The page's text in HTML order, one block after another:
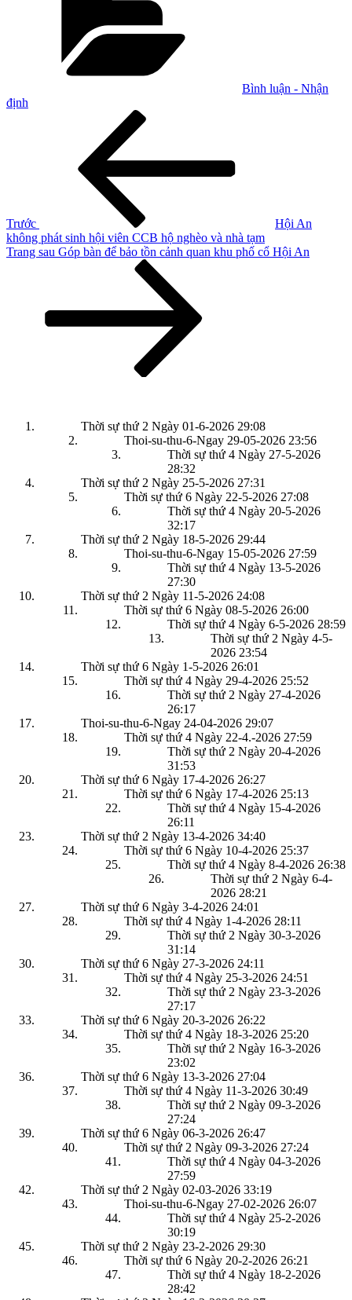
Bình luận - Nhận
định
Trước
Hội An
không phát sinh hội viên CCB hộ nghèo và nhà tạm
Bài
Trang sau Góp bàn để bảo tồn cảnh quan khu phố cổ Hội An
Thời sự thứ 2 Ngày 01-6-2026 29:08
Thoi-su-thu-6-Ngay 29-05-2026 23:56
Thời sự thứ 4 Ngày 27-5-2026
28:32
Thời sự thứ 2 Ngày 25-5-2026 27:31
Thời sự thứ 6 Ngày 22-5-2026 27:08
Thời sự thứ 4 Ngày 20-5-2026
32:17
Thời sự thứ 2 Ngày 18-5-2026 29:44
Thoi-su-thu-6-Ngay 15-05-2026 27:59
Thời sự thứ 4 Ngày 13-5-2026
27:30
Thời sự thứ 2 Ngày 11-5-2026 24:08
Thời sự thứ 6 Ngày 08-5-2026 26:00
Thời sự thứ 4 Ngày 6-5-2026 28:59
Thời sự thứ 2 Ngày 4-5-
2026 23:54
Thời sự thứ 6 Ngày 1-5-2026 26:01
Thời sự thứ 4 Ngày 29-4-2026 25:52
Thời sự thứ 2 Ngày 27-4-2026
26:17
Thoi-su-thu-6-Ngay 24-04-2026 29:07
Thời sự thứ 4 Ngày 22-4.-2026 27:59
Thời sự thứ 2 Ngày 20-4-2026
31:53
Thời sự thứ 6 Ngày 17-4-2026 26:27
Thời sự thứ 6 Ngày 17-4-2026 25:13
Thời sự thứ 4 Ngày 15-4-2026
26:11
Thời sự thứ 2 Ngày 13-4-2026 34:40
Thời sự thứ 6 Ngày 10-4-2026 25:37
Thời sự thứ 4 Ngày 8-4-2026 26:38
Thời sự thứ 2 Ngày 6-4-
2026 28:21
Thời sự thứ 6 Ngày 3-4-2026 24:01
Thời sự thứ 4 Ngày 1-4-2026 28:11
Thời sự thứ 2 Ngày 30-3-2026
31:14
Thời sự thứ 6 Ngày 27-3-2026 24:11
Thời sự thứ 4 Ngày 25-3-2026 24:51
Thời sự thứ 2 Ngày 23-3-2026
27:17
Thời sự thứ 6 Ngày 20-3-2026 26:22
Thời sự thứ 4 Ngày 18-3-2026 25:20
Thời sự thứ 2 Ngày 16-3-2026
23:02
Thời sự thứ 6 Ngày 13-3-2026 27:04
Thời sự thứ 4 Ngày 11-3-2026 30:49
Thời sự thứ 2 Ngày 09-3-2026
27:24
Thời sự thứ 6 Ngày 06-3-2026 26:47
Thời sự thứ 2 Ngày 09-3-2026 27:24
Thời sự thứ 4 Ngày 04-3-2026
27:59
Thời sự thứ 2 Ngày 02-03-2026 33:19
Thoi-su-thu-6-Ngay 27-02-2026 26:07
Thời sự thứ 4 Ngày 25-2-2026
30:19
Thời sự thứ 2 Ngày 23-2-2026 29:30
Thời sự thứ 6 Ngày 20-2-2026 26:21
Thời sự thứ 4 Ngày 18-2-2026
28:42